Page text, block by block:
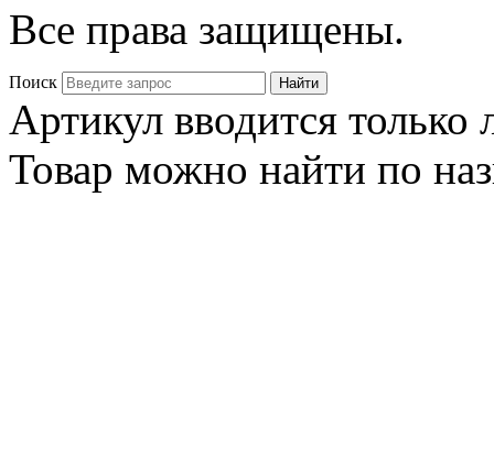
Все права защищены.
Поиск
Артикул вводится
Товар можно найти по